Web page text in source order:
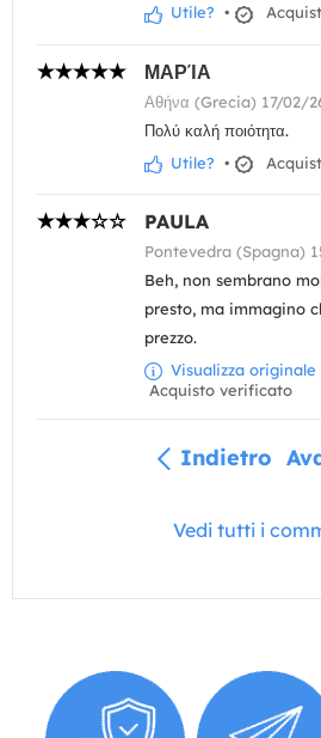
Utile? •
ΜΑΡΊΑ
Αθήνα (Grecia) 17/02/
Πολύ καλή ποιότητα.
Utile? •
PAULA
Pontevedra (Spagna)
Beh, non sembrano
presto, ma immagino
prezzo.
Visualizza originale
Acquisto verificato
Indietro
Vedi tutti i